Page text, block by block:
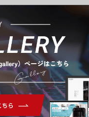
Gallery